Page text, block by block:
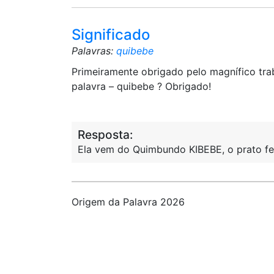
Significado
Palavras: quibebe
Primeiramente obrigado pelo magnífico
palavra – quibebe ? Obrigado!
Resposta:
Ela vem do Quimbundo KIBEBE, o prato
Origem da Palavra 2026